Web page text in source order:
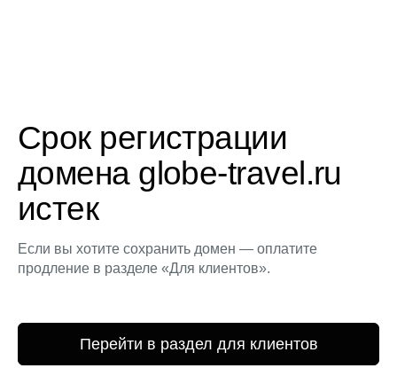
Срок регистрации
домена globe-travel.ru
истек
Если вы хотите сохранить домен — оплатите
продление в разделе «Для клиентов».
Перейти в раздел для клиентов